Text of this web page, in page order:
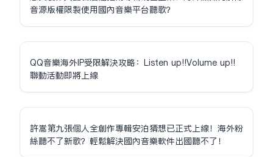
音源版權限制使用國內音樂平台聽歌？
QQ音樂海外IP受限解決攻略：Listen up!!Volume up!!
聯動活動即將上線
許嵩第九張個人全創作專輯安泊猜想已正式上線！海外粉
絲聽不了新歌？輕鬆解決國內音樂軟件出國聽不了！